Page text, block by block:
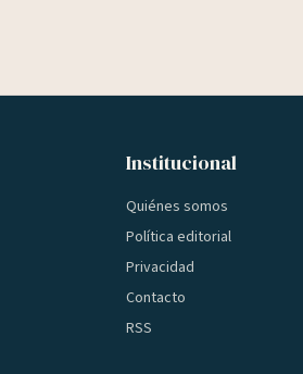
Institucional
Quiénes somos
Política editorial
Privacidad
Contacto
RSS